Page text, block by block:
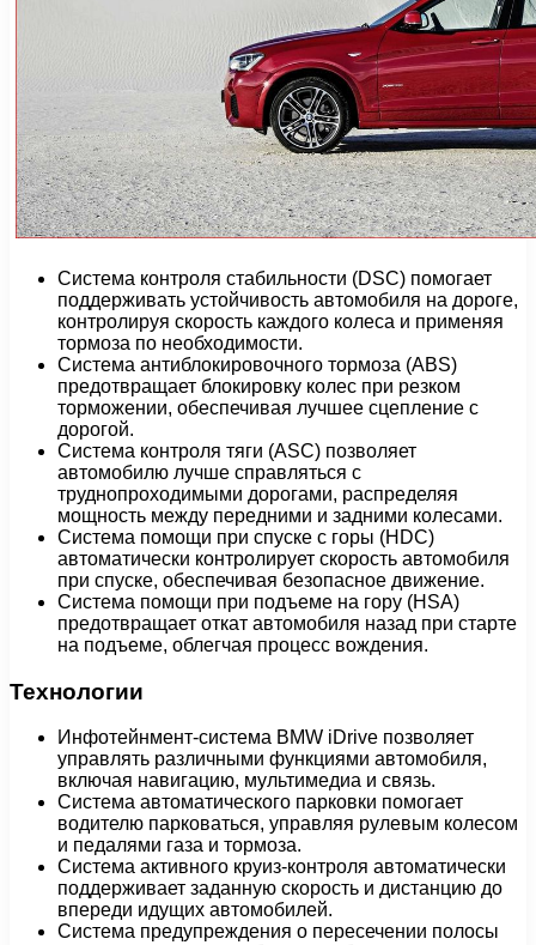
Система контроля стабильности (DSC) помогает
поддерживать устойчивость автомобиля на дороге,
контролируя скорость каждого колеса и применяя
тормоза по необходимости.
Система антиблокировочного тормоза (ABS)
предотвращает блокировку колес при резком
торможении, обеспечивая лучшее сцепление с
дорогой.
Система контроля тяги (ASC) позволяет
автомобилю лучше справляться с
труднопроходимыми дорогами, распределяя
мощность между передними и задними колесами.
Система помощи при спуске с горы (HDC)
автоматически контролирует скорость автомобиля
при спуске, обеспечивая безопасное движение.
Система помощи при подъеме на гору (HSA)
предотвращает откат автомобиля назад при старте
на подъеме, облегчая процесс вождения.
Технологии
Инфотейнмент-система BMW iDrive позволяет
управлять различными функциями автомобиля,
включая навигацию, мультимедиа и связь.
Система автоматического парковки помогает
водителю парковаться, управляя рулевым колесом
и педалями газа и тормоза.
Система активного круиз-контроля автоматически
поддерживает заданную скорость и дистанцию до
впереди идущих автомобилей.
Система предупреждения о пересечении полосы